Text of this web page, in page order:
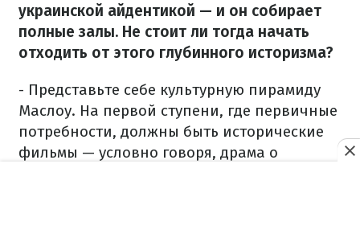
украинской айдентикой — и он собирает
полные залы. Не стоит ли тогда начать
отходить от этого глубинного историзма?
- Представьте себе культурную пирамиду
Маслоу. На первой ступени, где первичные
потребности, должны быть исторические
фильмы — условно говоря, драма о